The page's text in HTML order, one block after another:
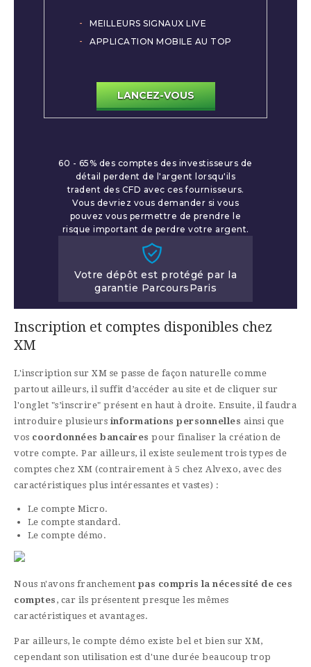
MEILLEURS SIGNAUX LIVE
APPLICATION MOBILE AU TOP
LANCEZ-VOUS
60 - 65% des comptes des investisseurs de
détail perdent de l'argent lorsqu'ils
tradent des CFD avec ces fournisseurs.
Vous devriez vous demander si vous
pouvez vous permettre de prendre le
risque important de perdre votre argent.
Votre dépôt est protégé par la
garantie ParcoursParis
Inscription et comptes disponibles chez
XM
L'inscription sur XM se passe de façon naturelle comme
partout ailleurs, il suffit d’accéder au site et de cliquer sur
l'onglet "s’inscrire" présent en haut à droite. Ensuite, il faudra
introduire plusieurs informations personnelles ainsi que
vos coordonnées bancaires pour finaliser la création de
votre compte. Par ailleurs, il existe seulement trois types de
comptes chez XM (contrairement à 5 chez Alvexo, avec des
caractéristiques plus intéressantes et vastes) :
Le compte Micro.
Le compte standard.
Le compte démo.
Nous n'avons franchement pas compris la nécessité de ces
comptes , car ils présentent presque les mêmes
caractéristiques et avantages.
Par ailleurs, le compte démo existe bel et bien sur XM,
cependant son utilisation est d'une durée beaucoup trop